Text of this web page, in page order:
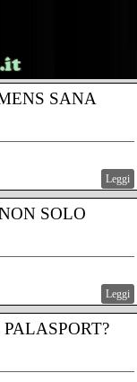
SANA
Leggi
SOLO
Leggi